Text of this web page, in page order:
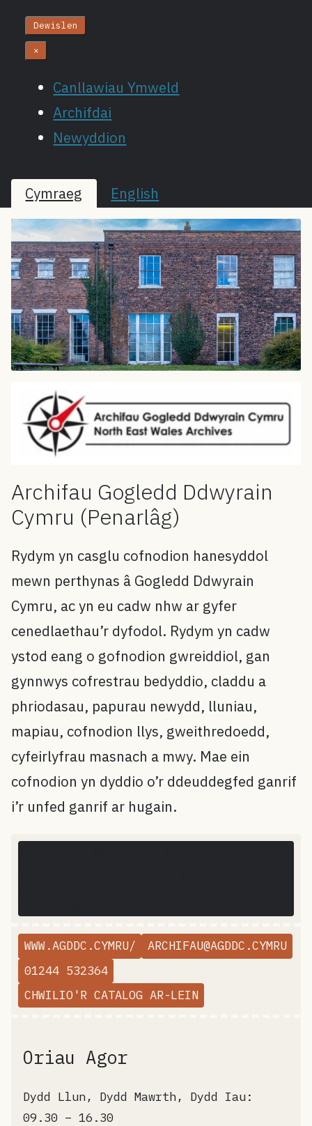
Dewislen
×
Canllawiau Ymweld
Archifdai
Newyddion
Cymraeg English
Archifau Gogledd Ddwyrain
Cymru (Penarlâg)
Rydym yn casglu cofnodion hanesyddol
mewn perthynas â Gogledd Ddwyrain
Cymru, ac yn eu cadw nhw ar gyfer
cenedlaethau’r dyfodol. Rydym yn cadw
ystod eang o gofnodion gwreiddiol, gan
gynnwys cofrestrau bedyddio, claddu a
phriodasau, papurau newydd, lluniau,
mapiau, cofnodion llys, gweithredoedd,
cyfeirlyfrau masnach a mwy. Mae ein
cofnodion yn dyddio o’r ddeuddegfed ganrif
i’r unfed ganrif ar hugain.
WWW.AGDDC.CYMRU/
ARCHIFAU@AGDDC.CYMRU
01244 532364
CHWILIO'R CATALOG AR-LEIN
Oriau Agor
Dydd Llun, Dydd Mawrth, Dydd Iau:
09.30 – 16.30